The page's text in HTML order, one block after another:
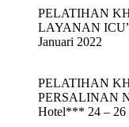
PELATIHAN
LAYANAN
Januari 2022
PELATIHAN
PERSALINAN
Hotel*** 24 – 26